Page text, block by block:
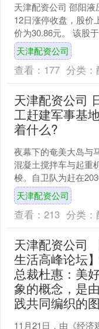
天津配资公司 邵阳液
12日涨停收盘，股价
价为30.86元。 该股
停。截止15:00:31未....
天津配资公司
查看： 177 分类：
天津配资公司
工赶建军事基
着什么?
夜幕下的奄美大岛与
混凝土搅拌车与起重
梭。自卫队为赶在
2000米跑道和舰艇系
度提升至24小时....
天津配资公司
查看： 213 分类：
天津配资公司
生活高峰论坛
总裁杜惠：美
象的概念，是
践共同编织的
11月21日，由《经济